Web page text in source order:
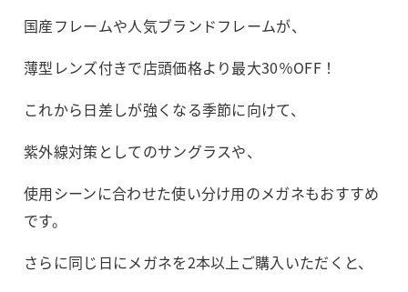
国産フレームや人気ブランドフレームが、
薄型レンズ付きで店頭価格より最大30％OFF！
これから日差しが強くなる季節に向けて、
紫外線対策としてのサングラスや、
使用シーンに合わせた使い分け用のメガネもおすすめ
です。
さらに同じ日にメガネを2本以上ご購入いただくと、